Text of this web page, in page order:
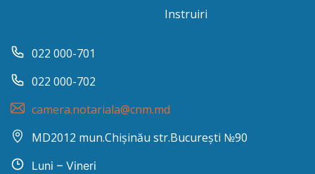
Instruiri
022 000-701
022 000-702
camera.notariala@cnm.md
MD2012 mun.Chișinău str.București №90
Luni – Vineri